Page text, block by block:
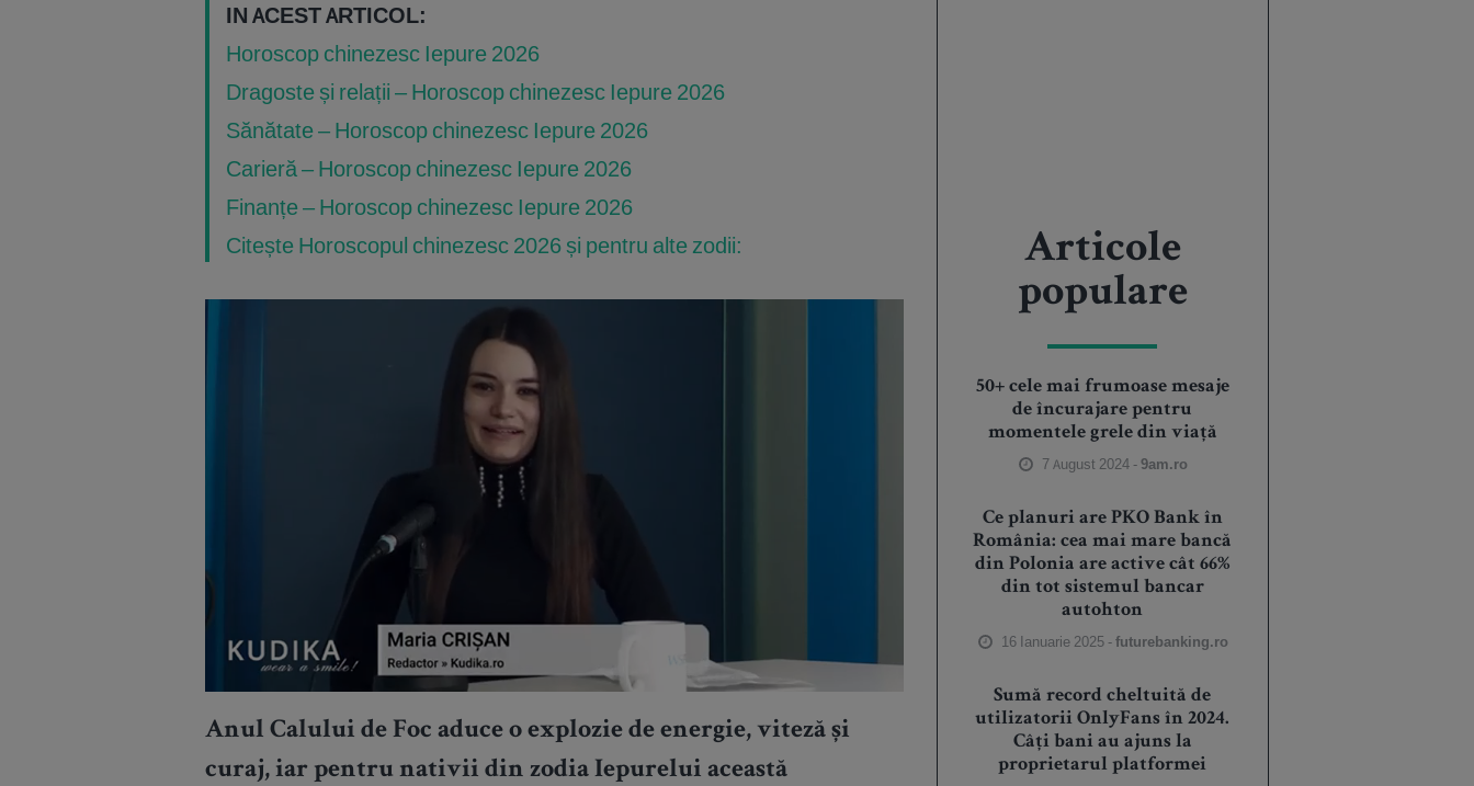
IN ACEST ARTICOL:
Horoscop chinezesc Iepure 2026
Dragoste și relații – Horoscop chinezesc Iepure 2026
Sănătate – Horoscop chinezesc Iepure 2026
Carieră – Horoscop chinezesc Iepure 2026
Finanțe – Horoscop chinezesc Iepure 2026
Citește Horoscopul chinezesc 2026 și pentru alte zodii:
Anul Calului de Foc aduce o explozie de energie, viteză și
curaj, iar pentru nativii din zodia Iepurelui această
Articole
populare
50+ cele mai frumoase mesaje
de încurajare pentru
momentele grele din viață
7 August 2024 -9am.ro
Ce planuri are PKO Bank în
România: cea mai mare bancă
din Polonia are active cât 66%
din tot sistemul bancar
autohton
16 Ianuarie 2025 -futurebanking.ro
Sumă record cheltuită de
utilizatorii OnlyFans în 2024.
Câți bani au ajuns la
proprietarul platformei